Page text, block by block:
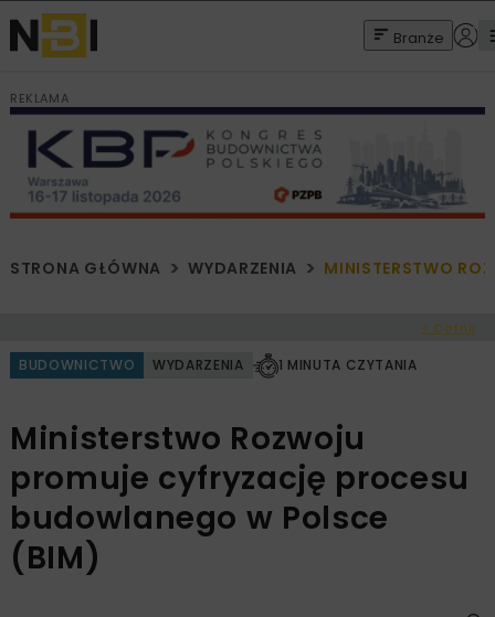
Branże
REKLAMA
STRONA GŁÓWNA WYDARZENIA MINISTERSTWO
< Cofnij
BUDOWNICTWO WYDARZENIA 1 MINUTA CZYTANIA
Ministerstwo Rozwoju
promuje cyfryzację procesu
budowlanego w Polsce
(BIM)